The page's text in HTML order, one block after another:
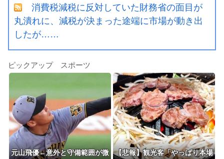
消費税減税に反対していた財務省の面目が
丸潰れに、減税が決まった途端に市場が動き出
したが……
ピックアップ スポーツ
元山飛優←意外と守備範囲が微
【悲報】観光客「やっぱり本場